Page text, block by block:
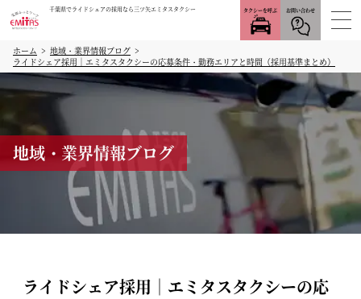
千葉県でライドシェアの採用なら三ツ矢エミタスタクシー タクシーを呼ぶ お問い合わせ
ホーム
地域・業界情報ブログ
ライドシェア採用｜エミタスタクシーの応募条件・勤務エリアと時間（採用基準まとめ）
地域・業界情報ブログ
ライドシェア採用｜エミタスタクシーの応